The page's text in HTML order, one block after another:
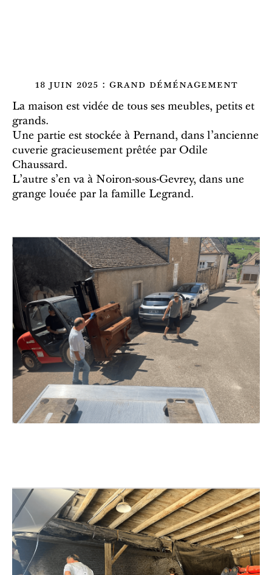
18 juin 2025 : grand déménagement
La maison est vidée de tous ses meubles, petits et
grands.
Une partie est stockée à Pernand, dans l'ancienne
cuverie gracieusement prêtée par Odile
Chaussard.
L'autre s'en va à Noiron-sous-Gevrey, dans une
grange louée par la famille Legrand.